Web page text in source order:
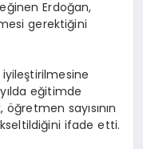
Erdoğan,
gerektiğini
iyileştirilmesine
eğitimde
öğretmen sayısının
ifade etti.